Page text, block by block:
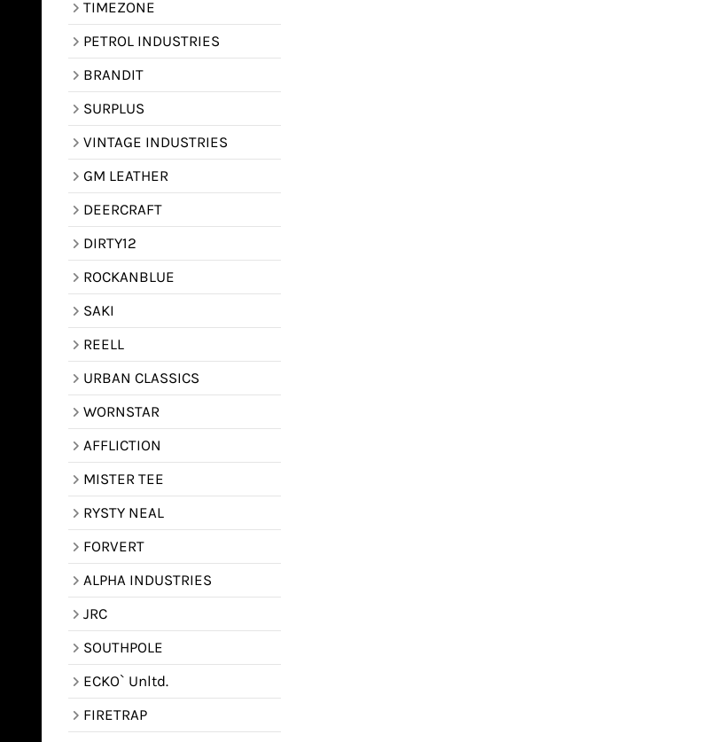
TIMEZONE
PETROL INDUSTRIES
BRANDIT
SURPLUS
VINTAGE INDUSTRIES
GM LEATHER
DEERCRAFT
DIRTY12
ROCKANBLUE
SAKI
REELL
URBAN CLASSICS
WORNSTAR
AFFLICTION
MISTER TEE
RYSTY NEAL
FORVERT
ALPHA INDUSTRIES
JRC
SOUTHPOLE
ECKO` Unltd.
FIRETRAP